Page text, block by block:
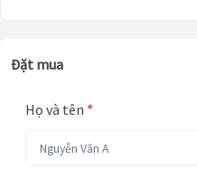
Đặt mua
Họ và tên *